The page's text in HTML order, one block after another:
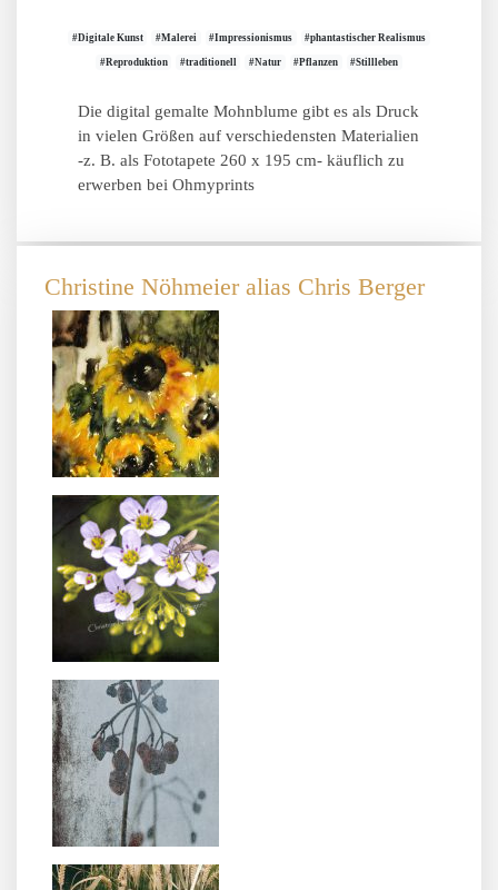
#Digitale Kunst #Malerei #Impressionismus #phantastischer Realismus
#Reproduktion #traditionell #Natur #Pflanzen #Stillleben
Die digital gemalte Mohnblume gibt es als Druck
in vielen Größen auf verschiedensten Materialien
-z. B. als Fototapete 260 x 195 cm- käuflich zu
erwerben bei Ohmyprints
Christine Nöhmeier alias Chris Berger